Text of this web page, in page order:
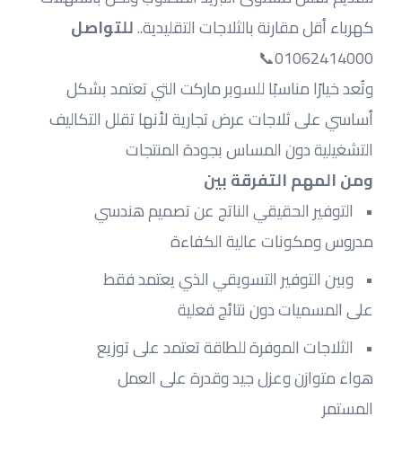
كهرباء أقل مقارنة بالثلاجات التقليدية.. للتواصل
01062414000📞
التشغيلية دون المساس بجودة المنتجات
ومن المهم التفرقة بين
التوفير الحقيقي الناتج عن تصميم هندسي
مدروس ومكونات عالية الكفاءة
وبين التوفير التسويقي الذي يعتمد فقط
على المسميات دون نتائج فعلية
الثلاجات الموفرة للطاقة تعتمد على توزيع
المستمر